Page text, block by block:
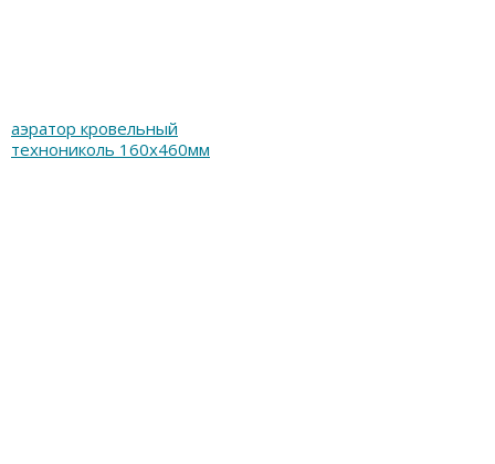
аэратор кровельный
технониколь 160х460мм